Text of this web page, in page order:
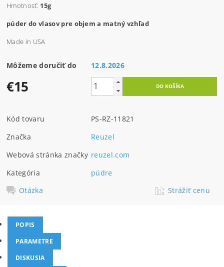
Hmotnosť: 15g
púder do vlasov pre objem a matný vzhľad
Made in USA
Môžeme doručiť do 12.8.2026
€15
Kód tovaru
PS-RZ-11821
Značka
Reuzel
Webová stránka značky reuzel.com
Kategória
púdre
Otázka
Strážiť cenu
POPIS
PARAMETRE
DISKUSIA